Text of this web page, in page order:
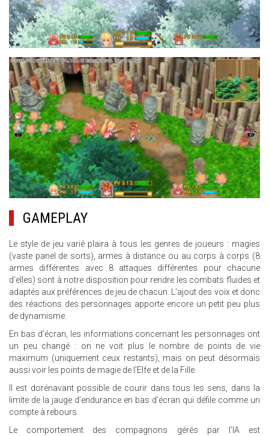
10.JPG
GAMEPLAY
Le style de jeu varié plaira à tous les genres de joueurs : magies
(vaste panel de sorts), armes à distance ou au corps à corps (8
armes différentes avec 8 attaques différentes pour chacune
d’elles) sont à notre disposition pour rendre les combats fluides et
adaptés aux préférences de jeu de chacun. L’ajout des voix et donc
des réactions des personnages apporte encore un petit peu plus
de dynamisme.
En bas d’écran, les informations concernant les personnages ont
un peu changé : on ne voit plus le nombre de points de vie
maximum (uniquement ceux restants), mais on peut désormais
aussi voir les points de magie de l’Elfe et de la Fille.
Il est dorénavant possible de courir dans tous les sens, dans la
limite de la jauge d’endurance en bas d’écran qui défile comme un
compte à rebours.
Le comportement des compagnons gérés par l’IA est